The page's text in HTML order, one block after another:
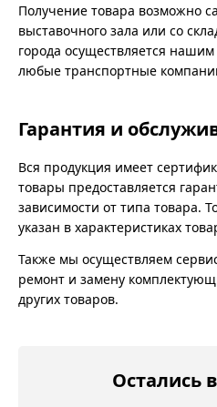
Получение товара возможно
выставочного зала или со
города осуществляется
любые транспортные
Гарантия и
Вся продукция имеет
товары предоставляется
зависимости от типа товара.
указан в характеристиках
Также мы осуществляем
ремонт и замену
других товаров.
Остались